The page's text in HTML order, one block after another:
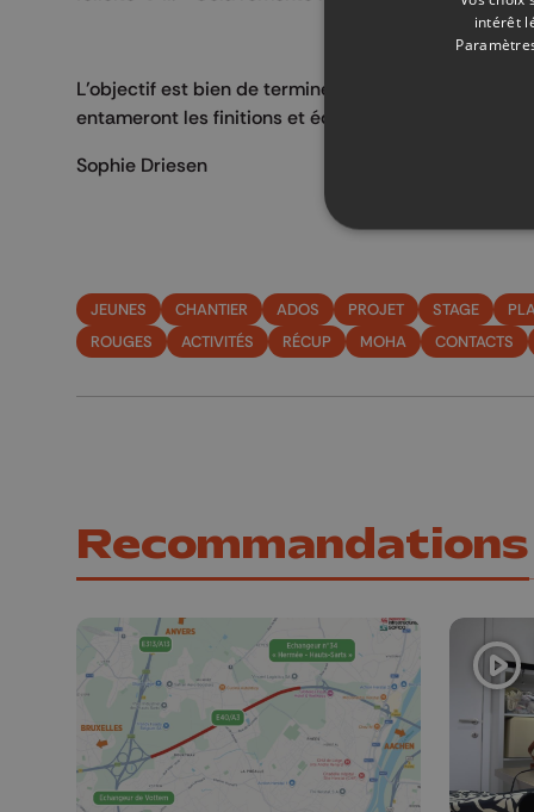
L’objectif est bien de terminer le chantier pour la
entameront les finitions et équiperont même le
Sophie Driesen
JEUNES CHANTIER ADOS PROJET STAGE
ROUGES
ACTIVITÉS RÉCUP MOHA CONTACTS
Recommandations
intérêt